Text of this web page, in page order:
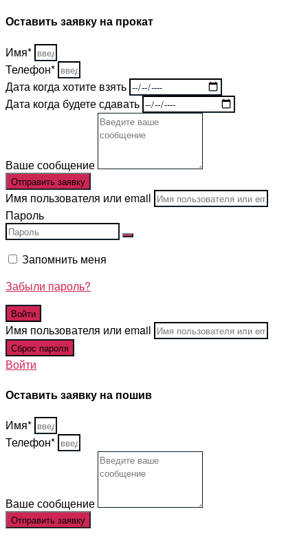
Оставить заявку на прокат
Имя*
Телефон*
Дата когда хотите взять
Дата когда будете сдавать
Ваше сообщение
Отправить заявку
Имя пользователя или email
Пароль
Запомнить меня
Забыли пароль?
Имя пользователя или email
Войти
Оставить заявку на пошив
Имя*
Телефон*
Ваше сообщение
Отправить заявку